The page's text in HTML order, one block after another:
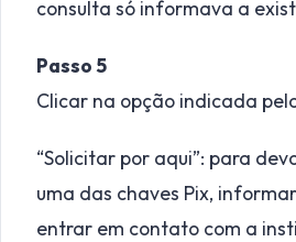
consulta só informava a
Passo 5
Clicar na opção indicada
“Solicitar por aqui”: para
uma das chaves Pix,
entrar em contato com a